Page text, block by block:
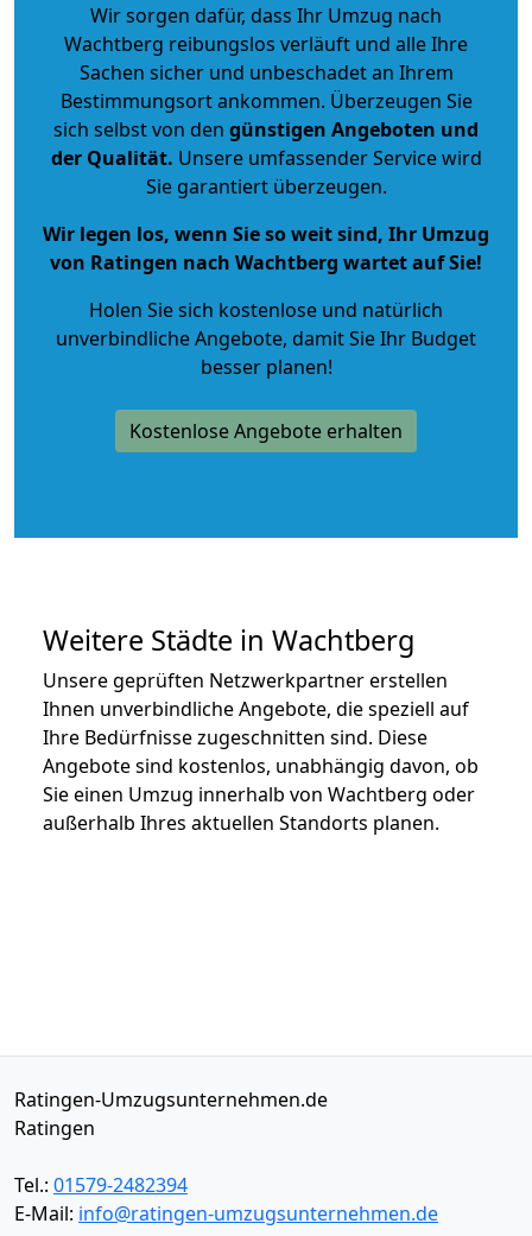
Wir sorgen dafür, dass Ihr Umzug nach
Wachtberg reibungslos verläuft und alle Ihre
Sachen sicher und unbeschadet an Ihrem
Bestimmungsort ankommen. Überzeugen Sie
sich selbst von den günstigen Angeboten und
der Qualität. Unsere umfassender Service wird
Sie garantiert überzeugen.
Wir legen los, wenn Sie so weit sind, Ihr Umzug
von Ratingen nach Wachtberg wartet auf Sie!
Holen Sie sich kostenlose und natürlich
unverbindliche Angebote, damit Sie Ihr Budget
besser planen!
Kostenlose Angebote erhalten
Weitere Städte in Wachtberg
Unsere geprüften Netzwerkpartner erstellen
Ihnen unverbindliche Angebote, die speziell auf
Ihre Bedürfnisse zugeschnitten sind. Diese
Angebote sind kostenlos, unabhängig davon, ob
Sie einen Umzug innerhalb von Wachtberg oder
außerhalb Ihres aktuellen Standorts planen.
Ratingen-Umzugsunternehmen.de
Ratingen
Tel.: 01579-2482394
E-Mail: info@ratingen-umzugsunternehmen.de